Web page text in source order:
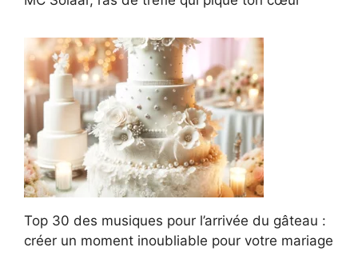
Top 30 des musiques pour l’arrivée du gâteau :
créer un moment inoubliable pour votre mariage